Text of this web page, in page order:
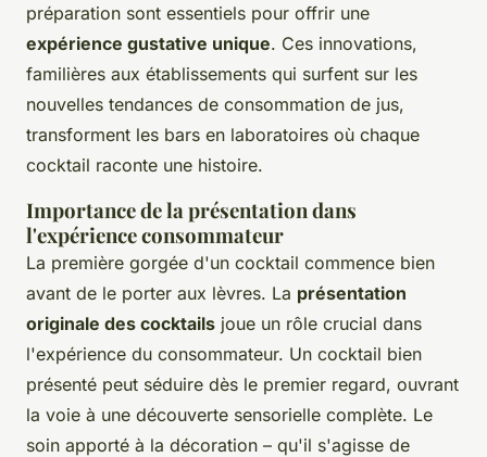
préparation sont essentiels pour offrir une
expérience gustative unique. Ces innovations,
familières aux établissements qui surfent sur les
nouvelles tendances de consommation de jus,
transforment les bars en laboratoires où chaque
cocktail raconte une histoire.
Importance de la présentation dans
l'expérience consommateur
La première gorgée d'un cocktail commence bien
avant de le porter aux lèvres. La présentation
originale des cocktails joue un rôle crucial dans
l'expérience du consommateur. Un cocktail bien
présenté peut séduire dès le premier regard, ouvrant
la voie à une découverte sensorielle complète. Le
soin apporté à la décoration – qu'il s'agisse de